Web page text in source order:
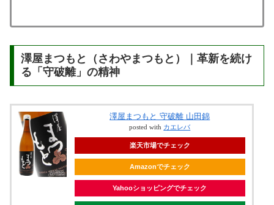
澤屋まつもと（さわやまつもと）｜革新を続け
る「守破離」の精神
澤屋まつもと 守破離 山田錦
posted with カエレバ
楽天市場でチェック
Amazonでチェック
Yahooショッピングでチェック